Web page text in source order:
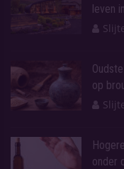
leven in
op
onder